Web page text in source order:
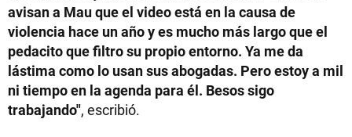
avisan a Mau que el video está en la causa de
violencia hace un año y es mucho más largo que el
pedacito que filtro su propio entorno. Ya me da
lástima como lo usan sus abogadas. Pero estoy a mil
ni tiempo en la agenda para él. Besos sigo
trabajando", escribió.